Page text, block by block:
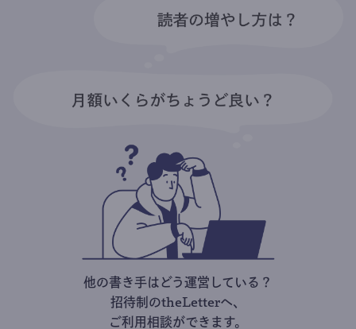
他の書き手はどう運営している？
招待制のtheLetterへ、
ご利用相談ができます。